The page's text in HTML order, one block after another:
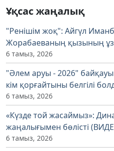
Ұқсас жаңалық
"Ренішім жоқ": Айгүл
Жорабаеваның қызының
6 тамыз, 2026
"Әлем аруы - 2026"
кім қорғайтыны белгілі
6 тамыз, 2026
«Күзде той жасаймыз»:
жаңалығымен бөлісті
6 тамыз, 2026